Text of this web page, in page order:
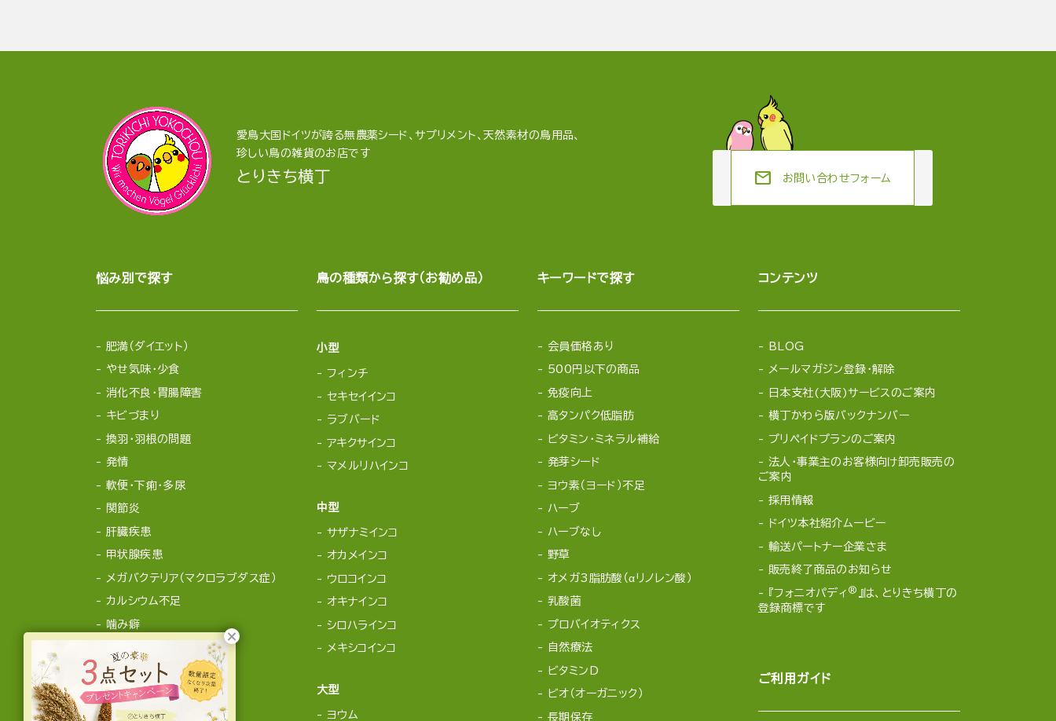
愛鳥大国ドイツが誇る無農薬シード、サプリメント、天然素材の鳥用品、
珍しい鳥の雑貨のお店です
とりきち横丁 mail お問い合わせフォーム
悩み別で探す
肥満（ダイエット）
やせ気味・少食
消化不良・胃腸障害
キビづまり
換羽・羽根の問題
発情
軟便・下痢・多尿
関節炎
肝臓疾患
甲状腺疾患
メガバクテリア（マクロラブダス症）
カルシウム不足
噛み癖
鳥の種類から探す（お勧め品）
小型
フィンチ
セキセイインコ
ラブバード
アキクサインコ
マメルリハインコ
中型
サザナミインコ
オカメインコ
ウロコインコ
オキナインコ
シロハラインコ
メキシコインコ
大型
ヨウム
キーワードで探す
会員価格あり
500円以下の商品
免疫向上
高タンパク低脂肪
ビタミン・ミネラル補給
発芽シード
ヨウ素（ヨード）不足
ハーブ
ハーブなし
野草
オメガ3脂肪酸（αリノレン酸）
乳酸菌
プロバイオティクス
自然療法
ビタミンD
ビオ（オーガニック）
長期保存
コンテンツ
BLOG
メールマガジン登録・解除
日本支社(大阪)サービスのご案内
横丁かわら版バックナンバー
プリペイドプランのご案内
法人・事業主のお客様向け卸売販売の
ご案内
採用情報
ドイツ本社紹介ムービー
輸送パートナー企業さま
販売終了商品のお知らせ
『フォニオパディ ® 』は、とりきち横丁の
登録商標です
ご利用ガイド